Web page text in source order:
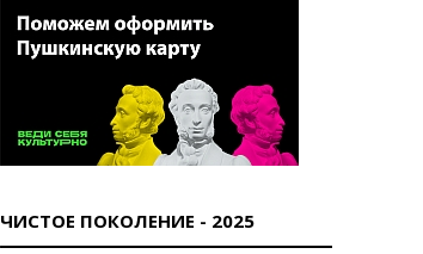
ЧИСТОЕ ПОКОЛЕНИЕ - 2025